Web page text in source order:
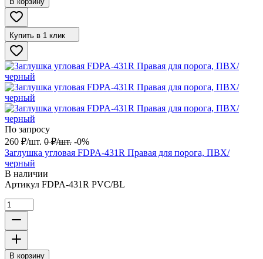
Купить в 1 клик
По запросу
260 ₽/шт. 0 ₽/шт. -0%
Заглушка угловая FDPA-431R Правая для порога, ПВХ/
черный
В наличии
Артикул FDPA-431R PVC/BL
В корзину